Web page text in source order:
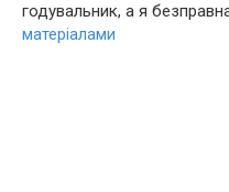
годувальник, а я
матеріалами